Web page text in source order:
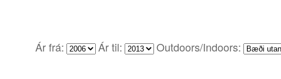
Ár frá: Ár til:
Outdoors/Indoors: